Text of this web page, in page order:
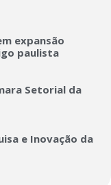
expansão
paulista
Setorial da
e Inovação da